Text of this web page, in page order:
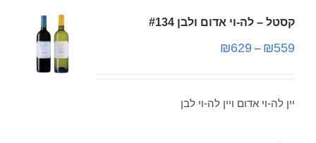
קסטל – לה-וי אדום ולבן #134
₪559
–
₪629
יין לה-וי אדום ויין לה-וי לבן